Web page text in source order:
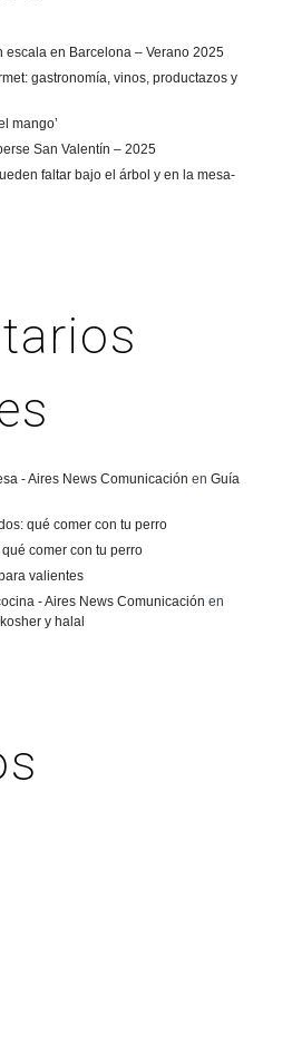
escala en Barcelona – Verano 2025
gastronomía, vinos, productazos y
mango’
San Valentín – 2025
faltar bajo el árbol y en la mesa-
- Aires News Comunicación en Guía
qué comer con tu perro
comer con tu perro
valientes
- Aires News Comunicación en
y halal